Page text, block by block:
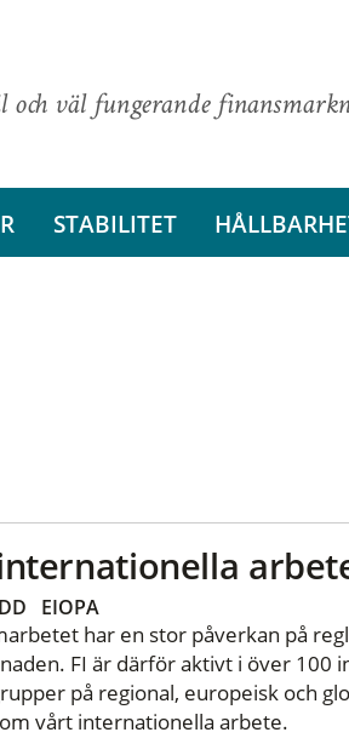
och väl fungerande
STABILITET
EIOPA
har en stor påverkan på
FI är därför aktivt i över 100
på regional, europeisk och
vårt internationella arbete.